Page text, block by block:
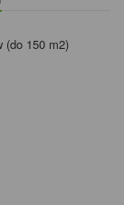
(do 150 m2)